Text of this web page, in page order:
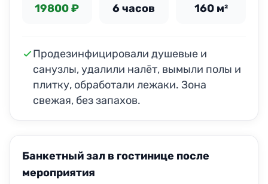
19800 ₽ 6 часов 160 м²
Продезинфицировали душевые и
санузлы, удалили налёт, вымыли полы и
плитку, обработали лежаки. Зона
свежая, без запахов.
Банкетный зал в гостинице после
мероприятия